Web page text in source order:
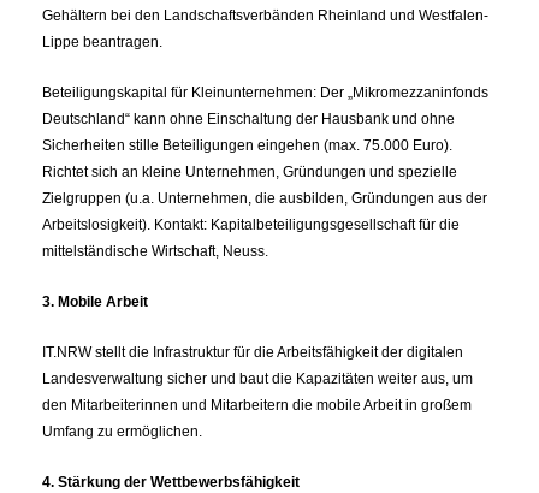
Gehältern bei den Landschaftsverbänden Rheinland und Westfalen-
Lippe beantragen.
Beteiligungskapital für Kleinunternehmen: Der „Mikromezzaninfonds
Deutschland“ kann ohne Einschaltung der Hausbank und ohne
Sicherheiten stille Beteiligungen eingehen (max. 75.000 Euro).
Richtet sich an kleine Unternehmen, Gründungen und spezielle
Zielgruppen (u.a. Unternehmen, die ausbilden, Gründungen aus der
Arbeitslosigkeit). Kontakt: Kapitalbeteiligungsgesellschaft für die
mittelständische Wirtschaft, Neuss.
3. Mobile Arbeit
IT.NRW stellt die Infrastruktur für die Arbeitsfähigkeit der digitalen
Landesverwaltung sicher und baut die Kapazitäten weiter aus, um
den Mitarbeiterinnen und Mitarbeitern die mobile Arbeit in großem
Umfang zu ermöglichen.
4. Stärkung der Wettbewerbsfähigkeit